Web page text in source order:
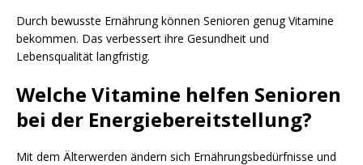
Durch bewusste Ernährung können Senioren genug Vitamine
bekommen. Das verbessert ihre Gesundheit und
Lebensqualität langfristig.
Welche Vitamine helfen Senioren
bei der Energiebereitstellung?
Mit dem Älterwerden ändern sich Ernährungsbedürfnisse und